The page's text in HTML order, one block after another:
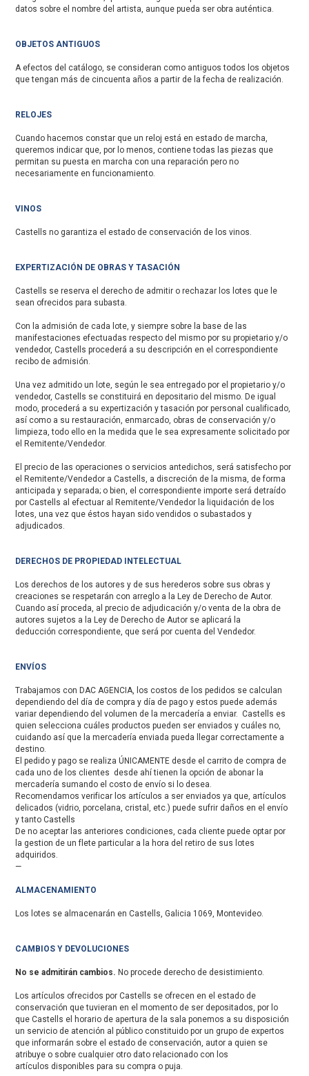
datos sobre el nombre del artista, aunque pueda ser obra auténtica.
OBJETOS ANTIGUOS
A efectos del catálogo, se consideran como antiguos todos los objetos
que tengan más de cincuenta años a partir de la fecha de realización.
RELOJES
Cuando hacemos constar que un reloj está en estado de marcha,
queremos indicar que, por lo menos, contiene todas las piezas que
permitan su puesta en marcha con una reparación pero no
necesariamente en funcionamiento.
VINOS
Castells no garantiza el estado de conservación de los vinos.
EXPERTIZACIÓN DE OBRAS Y TASACIÓN
Castells se reserva el derecho de admitir o rechazar los lotes que le
sean ofrecidos para subasta.
Con la admisión de cada lote, y siempre sobre la base de las
manifestaciones efectuadas respecto del mismo por su propietario y/o
vendedor, Castells procederá a su descripción en el correspondiente
recibo de admisión.
Una vez admitido un lote, según le sea entregado por el propietario y/o
vendedor, Castells se constituirá en depositario del mismo. De igual
modo, procederá a su expertización y tasación por personal cualificado,
así como a su restauración, enmarcado, obras de conservación y/o
limpieza, todo ello en la medida que le sea expresamente solicitado por
el Remitente/Vendedor.
El precio de las operaciones o servicios antedichos, será satisfecho por
el Remitente/Vendedor a Castells, a discreción de la misma, de forma
anticipada y separada; o bien, el correspondiente importe será detraído
por Castells al efectuar al Remitente/Vendedor la liquidación de los
lotes, una vez que éstos hayan sido vendidos o subastados y
adjudicados.
DERECHOS DE PROPIEDAD INTELECTUAL
Los derechos de los autores y de sus herederos sobre sus obras y
creaciones se respetarán con arreglo a la Ley de Derecho de Autor.
Cuando así proceda, al precio de adjudicación y/o venta de la obra de
autores sujetos a la Ley de Derecho de Autor se aplicará la
deducción correspondiente, que será por cuenta del Vendedor.
ENVÍOS
Trabajamos con DAC AGENCIA, los costos de los pedidos se calculan
dependiendo del día de compra y día de pago y estos puede además
variar dependiendo del volumen de la mercadería a enviar. Castells es
quien selecciona cuáles productos pueden ser enviados y cuáles no,
cuidando así que la mercadería enviada pueda llegar correctamente a
destino.
El pedido y pago se realiza ÚNICAMENTE desde el carrito de compra de
cada uno de los clientes desde ahí tienen la opción de abonar la
mercadería sumando el costo de envío si lo desea.
Recomendamos verificar los artículos a ser enviados ya que, artículos
delicados (vidrio, porcelana, cristal, etc.) puede sufrir daños en el envío
y tanto Castells
De no aceptar las anteriores condiciones, cada cliente puede optar por
la gestion de un flete particular a la hora del retiro de sus lotes
adquiridos.
—
ALMACENAMIENTO
Los lotes se almacenarán en Castells, Galicia 1069, Montevideo.
CAMBIOS Y DEVOLUCIONES
No se admitirán cambios. No procede derecho de desistimiento.
Los artículos ofrecidos por Castells se ofrecen en el estado de
conservación que tuvieran en el momento de ser depositados, por lo
que Castells el horario de apertura de la sala ponemos a su disposición
un servicio de atención al público constituido por un grupo de expertos
que informarán sobre el estado de conservación, autor a quien se
atribuye o sobre cualquier otro dato relacionado con los
artículos disponibles para su compra o puja.